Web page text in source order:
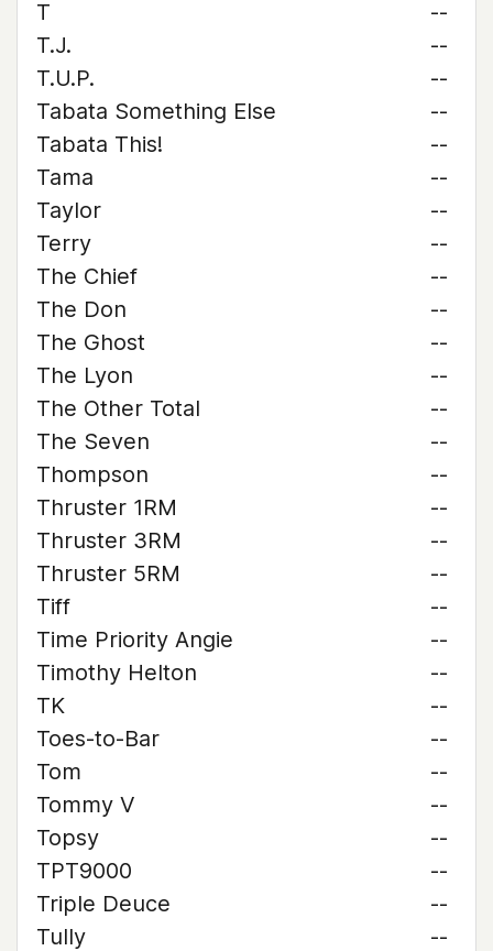
T
--
T.J.
--
T.U.P.
--
Tabata Something Else
--
Tabata This!
--
Tama
--
Taylor
--
Terry
--
The Chief
--
The Don
--
The Ghost
--
The Lyon
--
The Other Total
--
The Seven
--
Thompson
--
Thruster 1RM
--
Thruster 3RM
--
Thruster 5RM
--
Tiff
--
Time Priority Angie
--
Timothy Helton
--
TK
--
Toes-to-Bar
--
Tom
--
Tommy V
--
Topsy
--
TPT9000
--
Triple Deuce
--
Tully
--